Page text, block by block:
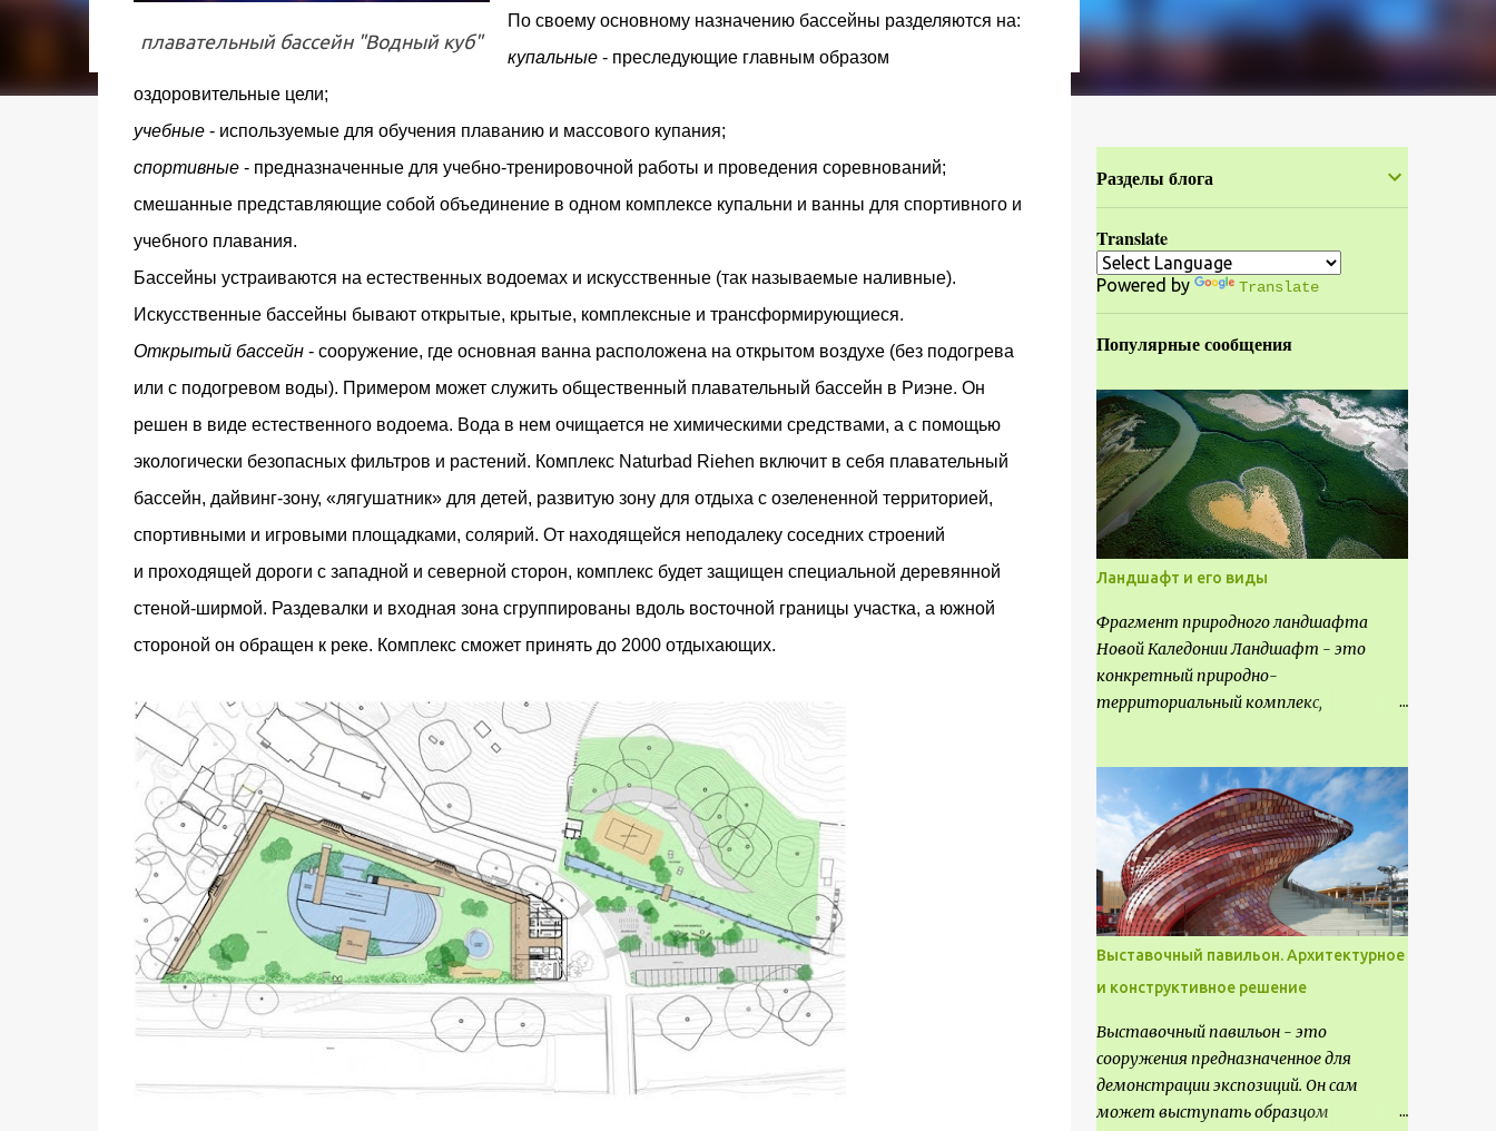
городском конкурсе 2021 года и получением престижной награды «Серебряная пирамида глобального
качества» от Федерации застройщиков Окситании в 2024 году. Концепция «Jardins Secrets» — это
современный средиземноморский манифест. Архитекторы стремились объединить память о военном
плавательный бассейн "Водный куб"
По своему основному назначению бассейны разделяются на:
купальные- преследующие главным образом
оздоровительные цели;
учебные- используемые для обучения плаванию и массового купания;
спортивные- предназначенные для учебно-тренировочной работы и проведения соревнований;
смешанные представляющие собой объединение в одном комплексе купальни и ванны для спортивного и
учебного плавания.
Бассейны устраиваются на естественных водоемах и искусственные (так называемые наливные).
Искусственные бассейны бывают открытые, крытые, комплексные и трансформирующиеся.
Открытый бассейн- сооружение, где основная ванна расположена на открытом воздухе (без подогрева
или с подогревом воды). Примером может служить общественный плавательный бассейн в Риэне. Он
решен в виде естественного водоема. Вода в нем очищается не химическими средствами, а с помощью
экологически безопасных фильтров и растений. Комплекс Naturbad Riehen включит в себя плавательный
бассейн, дайвинг-зону, «лягушатник» для детей, развитую зону для отдыха с озелененной территорией,
спортивными и игровыми площадками, солярий. От находящейся неподалеку соседних строений
и проходящей дороги с западной и северной сторон, комплекс будет защищен специальной деревянной
стеной-ширмой. Раздевалки и входная зона сгруппированы вдоль восточной границы участка, а южной
стороной он обращен к реке. Комплекс сможет принять до 2000 отдыхающих.
Разделы блога
Translate
Powered by Translate
Популярные сообщения
Ландшафт и его виды
Фрагмент природного ландшафта
Новой Каледонии Ландшафт - это
конкретный природно-
территориальный комплекс,
карте и географическое название.
Различают несколько видов
ландшафта, которые отличаются
друг от друга не только оформлением,
но и видом деятельность происходящей
на них. Одни используют в качестве
выращивания агрокультур. Другие для
строительства населенных пунктов и
т.д.
Выставочный павильон. Архитектурное
и конструктивное решение
Выставочный павильон - это
сооружения предназначенное для
демонстрации экспозиций. Он сам
может выступать образцом